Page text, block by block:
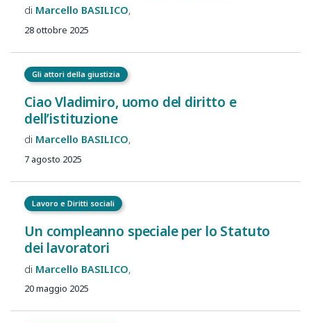
Marcello BASILICO
28 ottobre 2025
Gli attori della giustizia
Ciao Vladimiro, uomo del diritto e
dell’istituzione
Marcello BASILICO
7 agosto 2025
Lavoro e Diritti sociali
Un compleanno speciale per lo Statuto
dei lavoratori
Marcello BASILICO
20 maggio 2025